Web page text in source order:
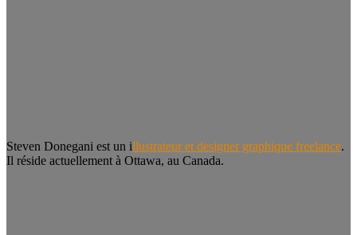
Steven Donegani est un illustrateur et designer graphique freelance.
Il réside actuellement à Ottawa, au Canada.